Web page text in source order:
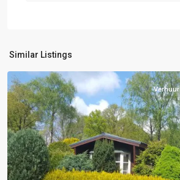
Similar Listings
Putten